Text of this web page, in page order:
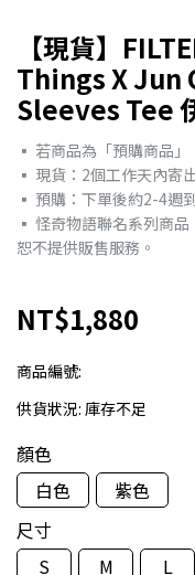
【現貨】
Things X Jun
Sleeves Tee
▪︎ 若商品為「預購商品
▪︎ 現貨：2個工作天內寄
▪︎ 預購：下單後約2-4週
▪︎ 怪奇物語聯名系列商
恕不提供販售服務。
NT$1,880
商品編號:
供貨狀況: 庫存不足
顏色
白色
紫色
尺寸
S
M L